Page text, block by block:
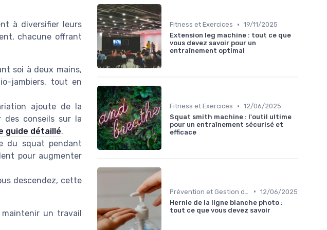
à diversifier leurs
chacune offrant
soi à deux mains,
jambiers, tout en
ajoute de la
des conseils sur la
guide détaillé.
du squat pendant
pour augmenter
descendez, cette
un travail
Fitness et Exercices • 19/11/2025
Extension leg machine : tout ce que
vous devez savoir pour un
entraînement optimal
Fitness et Exercices • 12/06/2025
Squat smith machine : l'outil ultime
pour un entraînement sécurisé et
efficace
• 12/06/2025
Hernie de la ligne blanche photo :
tout ce que vous devez savoir